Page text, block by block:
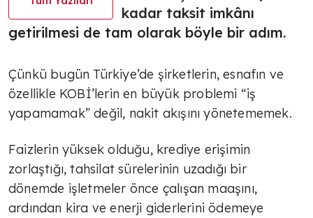
kadar taksit imkânı
getirilmesi de tam olarak böyle bir adım.
Çünkü bugün Türkiye’de şirketlerin, esnafın ve
özellikle KOBİ’lerin en büyük problemi “iş
yapamamak” değil, nakit akışını yönetememek.
Faizlerin yüksek olduğu, krediye erişimin
zorlaştığı, tahsilat sürelerinin uzadığı bir
dönemde işletmeler önce çalışan maaşını,
ardından kira ve enerji giderlerini ödemeye